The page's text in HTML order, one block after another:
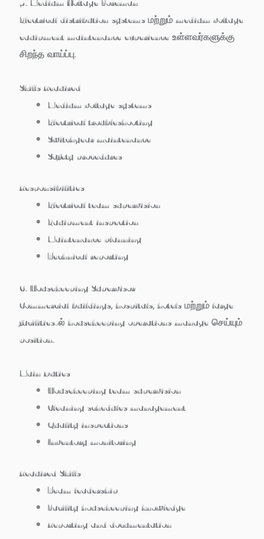
Electrical distribution systems மற்றும் medium voltage
equipment maintenance experience உள்ளவர்களுக்கு
சிறந்த வாய்ப்பு.
Skills Required
Medium voltage systems
Electrical troubleshooting
Switchgear maintenance
Safety procedures
Responsibilities
Electrical team supervision
Equipment inspection
Maintenance planning
Technical reporting
6. Housekeeping Supervisor
Commercial buildings, hospitals, hotels மற்றும் large
facilities-ல் housekeeping operations manage செய்யும்
position.
Main Duties
Housekeeping team supervision
Cleaning schedules management
Quality inspections
Inventory monitoring
Required Skills
Team leadership
Facility housekeeping knowledge
Reporting and documentation